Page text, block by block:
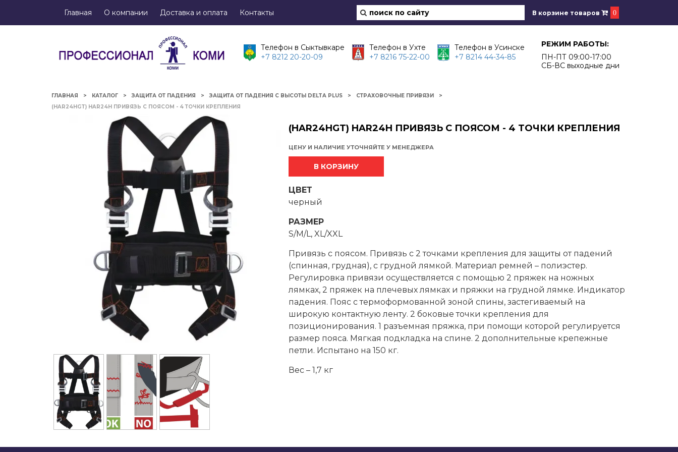
Главная О компании Доставка и оплата Контакты В корзине товаров 0
Телефон в Сыктывкаре
+7 8212 20-20-09
Телефон в Ухте
+7 8216 75-22-00
Телефон в Усинске
+7 8214 44-34-85
РЕЖИМ РАБОТЫ:
ПН-ПТ 09:00-17:00
СБ-ВС выходные дни
ГЛАВНАЯ КАТАЛОГ ЗАЩИТА ОТ ПАДЕНИЯ ЗАЩИТА ОТ ПАДЕНИЯ С ВЫСОТЫ DELTA PLUS
СТРАХОВОЧНЫЕ ПРИВЯЗИ
(HAR24HGT) HAR24H ПРИВЯЗЬ С ПОЯСОМ - 4 ТОЧКИ КРЕПЛЕНИЯ
(HAR24HGT) HAR24H ПРИВЯЗЬ С ПОЯСОМ - 4 ТОЧКИ КРЕПЛЕНИЯ
ЦЕНУ И НАЛИЧИЕ УТОЧНЯЙТЕ У МЕНЕДЖЕРА
В КОРЗИНУ
ЦВЕТ
черный
РАЗМЕР
S/M/L, XL/XXL
Привязь с поясом. Привязь с 2 точками крепления для защиты от падений
(спинная, грудная), с грудной лямкой. Материал ремней – полиэстер.
Регулировка привязи осуществляется с помощью 2 пряжек на ножных
лямках, 2 пряжек на плечевых лямках и пряжки на грудной лямке. Индикатор
падения. Пояс с термоформованной зоной спины, застегиваемый на
широкую контактную ленту. 2 боковые точки крепления для
позиционирования. 1 разъемная пряжка, при помощи которой регулируется
размер пояса. Мягкая подкладка на спине. 2 дополнительные крепежные
петли. Испытано на 150 кг.
Вес – 1,7 кг